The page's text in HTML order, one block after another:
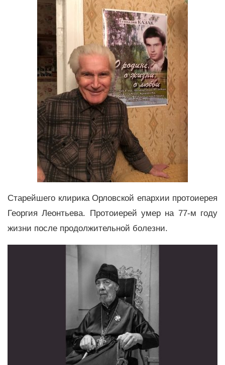
Старейшего клирика Орловской епархии протоиерея
Георгия Леонтьева. Протоиерей умер на 77-м году
жизни после продолжительной болезни.